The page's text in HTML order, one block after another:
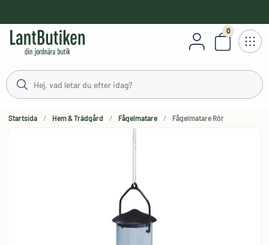
0
Antal
Startsida Hem & Trädgård Fågelmatare Fågelmatare Rör